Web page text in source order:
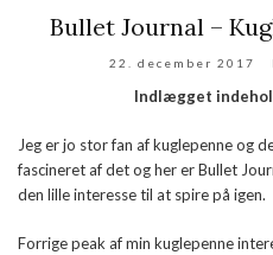
Bullet Journal –
22. december 2017
Indlægget
Jeg er jo stor fan af kuglepenne og
fascineret af det og her er Bullet
den lille interesse til at spire på igen.
Forrige peak af min kuglepenne